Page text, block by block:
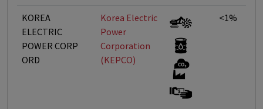
KOREA
ELECTRIC
POWER CORP
ORD
Korea Electric
Power
Corporation
(KEPCO)
<1%